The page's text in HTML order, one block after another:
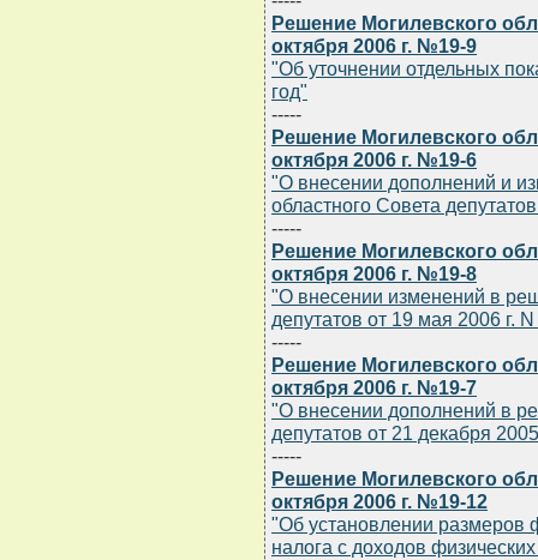
Решение Могилевского
октября 2006 г. №19-9
"Об уточнении отдельных
год"
-----
Решение Могилевского
октября 2006 г. №19-6
"О внесении дополнений и
областного Совета
-----
Решение Могилевского
октября 2006 г. №19-8
"О внесении изменений в
депутатов от 19 мая 2006 г.
-----
Решение Могилевского
октября 2006 г. №19-7
"О внесении дополнений в
депутатов от 21 декабря
-----
Решение Могилевского
октября 2006 г. №19-12
"Об установлении размеров
налога с доходов